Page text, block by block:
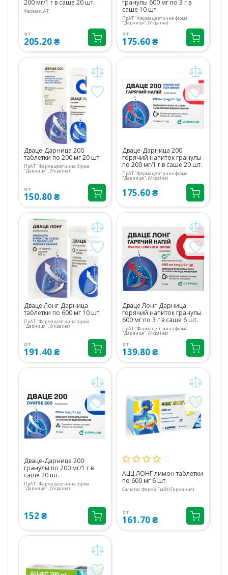
200 мг/1 г в саше 20 шт.
Фармак, АТ
от
205.20 ₴
гранулы 600 мг по 3 г в
саше 10 шт.
ПрАТ "Фармацевтична фірма
"Дарниця", (Україна)
от
175.60 ₴
Дваце-Дарница 200
таблетки по 200 мг 20 шт.
ПрАТ "Фармацевтична фірма
"Дарниця", (Україна)
от
150.80 ₴
Дваце-Дарница 200
горячий напиток гранулы
по 200 мг/1 г в саше 20 шт.
ПрАТ "Фармацевтична фірма
"Дарниця", (Україна)
175.60 ₴
Дваце Лонг-Дарница
таблетки по 600 мг 10 шт.
ПрАТ "Фармацевтична фірма
"Дарниця", (Україна)
от
191.40 ₴
Дваце Лонг-Дарница
горячий напиток гранулы
600 мг по 3 г в саше 6 шт.
ПрАТ "Фармацевтична фірма
"Дарниця", (Україна)
от
139.80 ₴
Дваце-Дарница 200
гранулы по 200 мг/1 г в
саше 20 шт.
ПрАТ "Фармацевтична фірма
"Дарниця", (Україна)
152 ₴
АЦЦ ЛОНГ лимон таблетки
по 600 мг 6 шт.
Салютас Фарма ГмбХ (Германия)
от
161.70 ₴